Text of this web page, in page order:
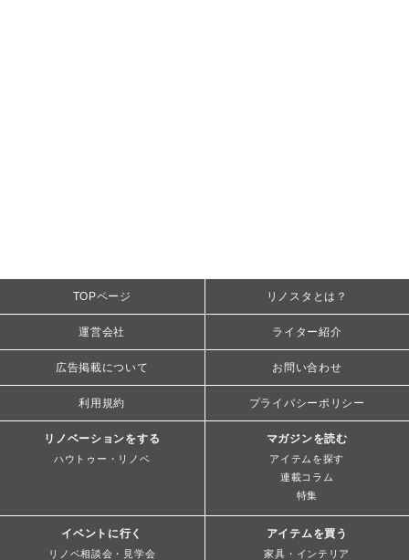
TOPページ リノスタとは？
運営会社 ライター紹介
広告掲載について お問い合わせ
利用規約 プライバシーポリシー
リノベーションをする
ハウトゥー・リノベ
マガジンを読む
アイテムを探す
連載コラム
特集
イベントに行く
リノベ相談会・見学会
アイテムを買う
家具・インテリア